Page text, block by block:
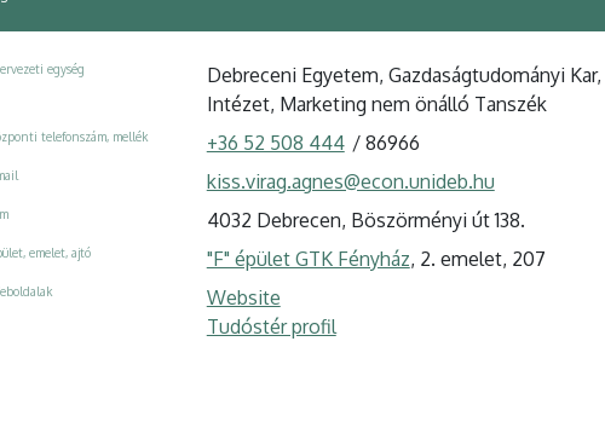
egység
Debreceni Egyetem, Gazdaságtudományi
Intézet, Marketing nem önálló Tanszék
telefonszám, mellék +36 52 508 444 / 86966
kiss.virag.agnes@econ.unideb.hu
4032 Debrecen, Böszörményi út 138.
emelet, ajtó "F" épület GTK Fényház, 2. emelet, 207
Website
Tudóstér profil